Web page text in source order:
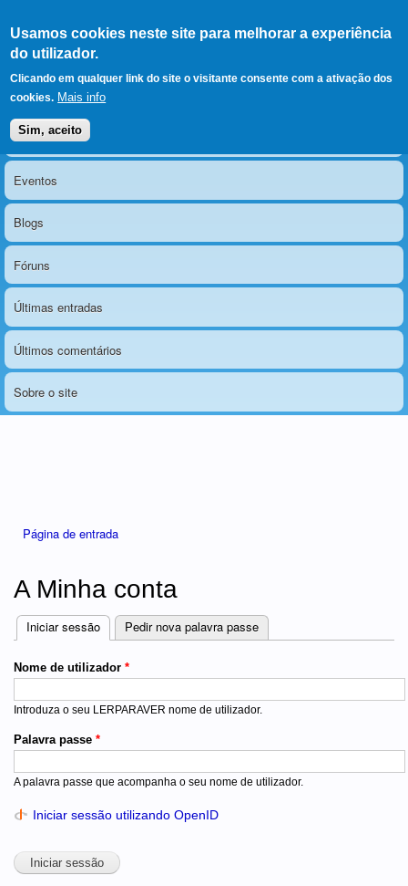
Usamos cookies neste site para melhorar a experiência
do utilizador.
Clicando em qualquer link do site o visitante consente com a ativação dos
cookies. Mais info
Sim, aceito
LERPARAVER , ir para a
página principal
O portal da visão diferente
Menu principal
Notícias
Eventos
Blogs
Fóruns
Últimas entradas
Últimos comentários
Sobre o site
Página de entrada
A Minha conta
Separadores
Iniciar sessão (separador ativo)
Pedir nova palavra passe
Nome de utilizador *
Introduza o seu LERPARAVER nome de utilizador.
Palavra passe *
A palavra passe que acompanha o seu nome de utilizador.
Iniciar sessão utilizando OpenID